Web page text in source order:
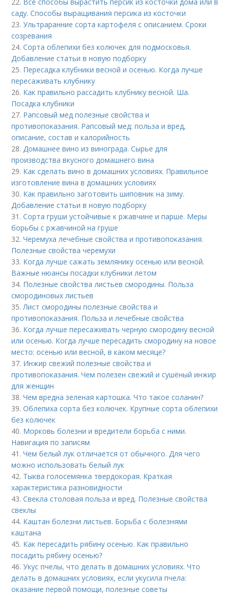
саду. Способы выращивания персика из косточки
23.Ультраранние сорта картофеля с описанием. Сроки
созревания
24.Сорта облепихи без колючек для подмосковья.
Добавление статьи в новую подборку
25. Пересадка клубники весной и осенью. Когда лучше
пересаживать клубнику
26. Как правильно рассадить клубнику весной. Ша.
Посадка клубники
27. Рапсовый мед полезные свойства и
противопоказания. Рапсовый мед: польза и вред,
описание, состав и калорийность
28.Домашнее вино из винограда. Сырье для
производства вкусного домашнего вина
29. Как сделать вино в домашних условиях. Правильное
изготовление вина в домашних условиях
30. Как правильно заготовить шиповник на зиму.
Добавление статьи в новую подборку
31.Сорта груши устойчивые к ржавчине и парше. Меры
борьбы с ржавчиной на груше
32.Черемуха лечебные свойства и противопоказания.
Полезные свойства черемухи
33. Когда лучше сажать землянику осенью или весной.
Важные нюансы посадки клубники летом
34. Полезные свойства листьев смородины. Польза
смородиновых листьев
35.Лист смородины полезные свойства и
противопоказания. Польза и лечебные свойства
36. Когда лучше пересаживать черную смородину весной
или осенью. Когда лучше пересадить смородину на новое
место: осенью или весной, в каком месяце?
37. Инжир свежий полезные свойства и
противопоказания. Чем полезен свежий и сушёный инжир
для женщин
38.Чем вредна зеленая картошка. Что такое соланин?
39.Облепиха сорта без колючек. Крупные сорта облепихи
без колючек
40. Морковь болезни и вредители борьба с ними.
Навигация по записям
41.Чем белый лук отличается от обычного. Для чего
можно использовать белый лук
42. Тыква голосемянка твердокорая. Краткая
характеристика разновидности
43.Свекла столовая польза и вред. Полезные свойства
свеклы
44. Каштан болезни листьев. Борьба с болезнями
каштана
45. Как пересадить рябину осенью. Как правильно
посадить рябину осенью?
46.Укус пчелы, что делать в домашних условиях. Что
делать в домашних условиях, если укусила пчела:
оказание первой помощи, полезные советы